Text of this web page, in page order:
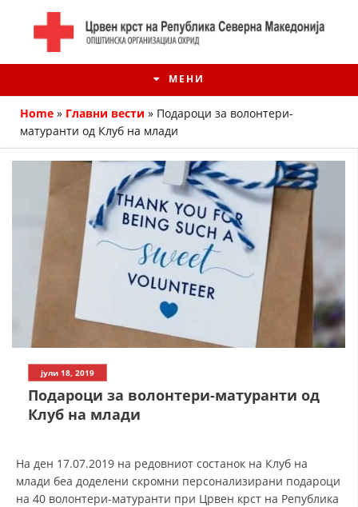
МЕНИ
ИСТОРИЈАТ НА ЦКРМ
ИСТОРИЈАТ НА ДВИЖЕЊЕТО
СТРУКТУРА НА ОРГАНИЗАЦИЈАТА
КОНТАКТ ИНФОРМАЦИИ
ЧЛЕНСТВО ВО ПРОФЕСИОНАЛНИ ТЕЛА
ЗАКОН ЗА ЦКРМ
Home » Главни вести » Подароци за волонтери-
матуранти од Клуб на млади
јули 18, 2019
Подароци за волонтери-матуранти од
Клуб на млади
На ден 17.07.2019 на редовниот состанок на Клуб на
млади беа доделени скромни персонализирани подароци
на 40 волонтери-матуранти при Црвен крст на Република